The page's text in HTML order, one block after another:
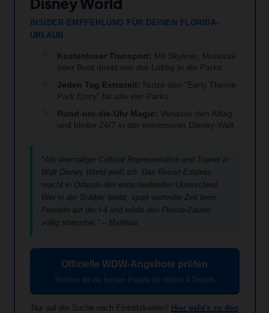
INSIDER-EMPFEHLUNG FÜR DEINEN FLORIDA-
URLAUB
Kostenloser Transport: Mit Skyliner, Monorail
oder Boot direkt von der Lobby in die Parks.
Jeden Tag Extrazeit: Nutze den "Early Theme
Park Entry" für alle vier Parks.
Rund-um-die-Uhr Magie: Verlasse den Alltag
und bleibe 24/7 in der immersiven Disney-Welt.
"Als ehemaliger Cultural Representative und Trainer in
Walt Disney World weiß ich: Das Resort-Erlebnis
macht in Orlando den entscheidenden Unterschied.
Wer in der 'Bubble' bleibt, spart wertvolle Zeit beim
Pendeln auf der I-4 und erlebt den Florida-Zauber
völlig stressfrei." – Matthias
Offizielle WDW-Angebote prüfen
Sichere dir die besten Pakete für Hotels & Tickets
Nur auf der Suche nach Eintrittskarten? Hier geht's zu den